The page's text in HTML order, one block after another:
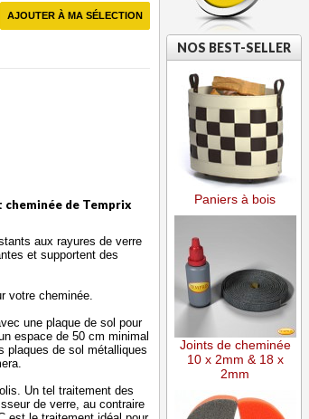
AJOUTER À MA SÉLECTION
de Temprix
aux rayures de verre
et supportent des
votre cheminée.
une plaque de sol pour
espace de 50 cm minimal
plaques de sol métalliques
Un tel traitement des
de verre, au contraire
NOS BEST-SELLER
Paniers à bois
Joints de cheminée
10 x 2mm & 18 x
2mm